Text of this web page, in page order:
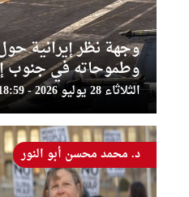
وجهة نظر إيرانية
وطموحاته في جنوب
الثلاثاء 28 يوليو 2026 - 09:18:59
د. محمد محسن أبو النور